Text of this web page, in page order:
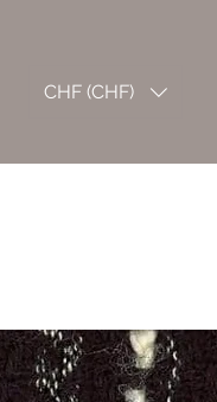
CHF (CHF)